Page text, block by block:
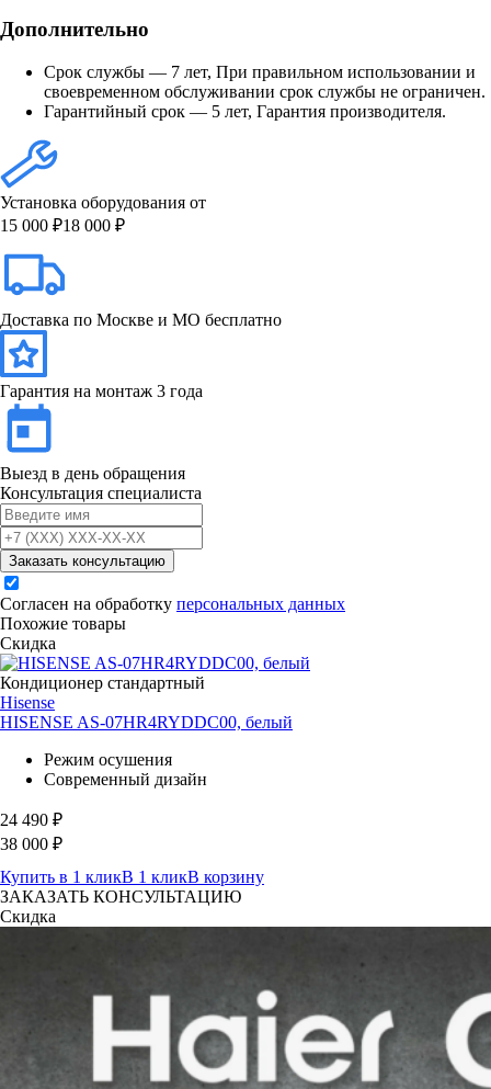
Дополнительно
Срок службы — 7 лет, При правильном использовании и
своевременном обслуживании срок службы не ограничен.
Гарантийный срок — 5 лет, Гарантия производителя.
Установка оборудования от
15 000 ₽18 000 ₽
Доставка по Москве и МО бесплатно
Гарантия на монтаж 3 года
Выезд в день обращения
Консультация специалиста
Заказать консультацию
Согласен на обработку персональных данных
Похожие товары
Скидка
Кондиционер стандартный
Hisense
HISENSE AS-07HR4RYDDC00, белый
Режим осушения
Современный дизайн
24 490 ₽
38 000 ₽
Купить в 1 кликВ 1 кликВ корзину
ЗАКАЗАТЬ КОНСУЛЬТАЦИЮ
Скидка